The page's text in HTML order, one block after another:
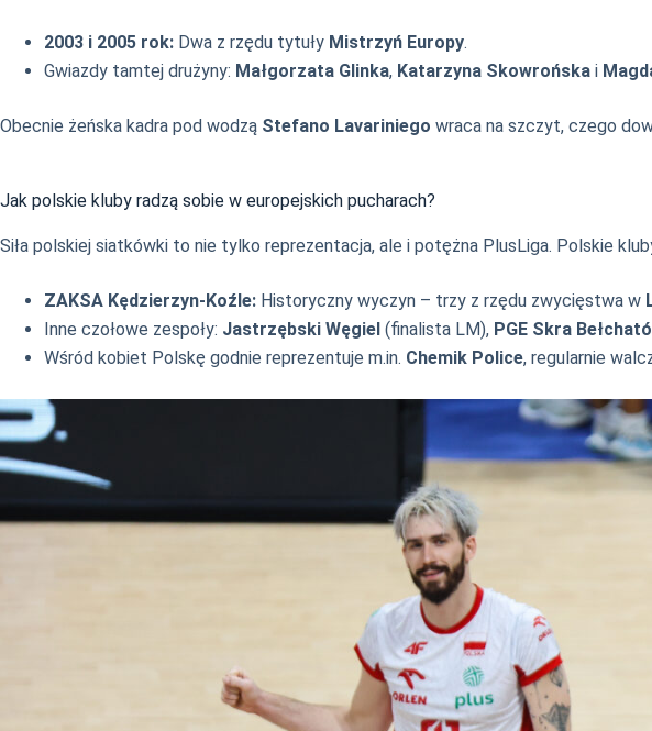
2003 i 2005 rok: Dwa z rzędu tytuły Mistrzyń Europy.
Gwiazdy tamtej drużyny: Małgorzata Glinka, Katarzyna Skowrońska i
Obecnie żeńska kadra pod wodzą Stefano Lavariniego wraca na szczyt, czego
Jak polskie kluby radzą sobie w europejskich pucharach?
Siła polskiej siatkówki to nie tylko reprezentacja, ale i potężna PlusLiga. Polskie
ZAKSA Kędzierzyn-Koźle: Historyczny wyczyn – trzy z rzędu zwycięstwa w
Inne czołowe zespoły: Jastrzębski Węgiel (finalista LM), PGE Skra
Wśród kobiet Polskę godnie reprezentuje m.in. Chemik Police, regularnie